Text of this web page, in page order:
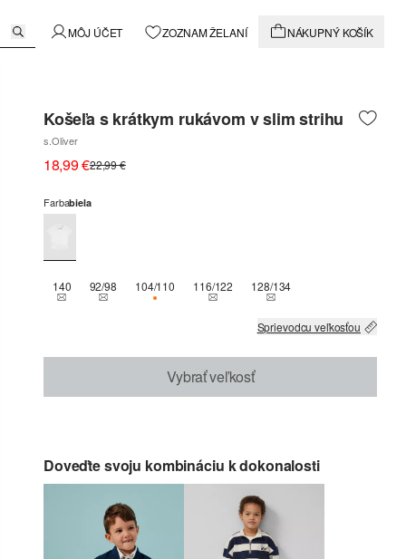
MÔJ ÚČET ZOZNAM ŽELANÍ NÁKUPNÝ KOŠÍK
Košeľa s krátkym rukávom v slim strihu
s.Oliver
18,99 €22,99 €
Farbabiela
140THIS SIZE IS CURRENTLY OUT OF STOCK
92/98THIS SIZE IS CURRENTLY OUT OF STOCK
104/110K DISPOZÍCII IBA 1
116/122THIS SIZE IS CURRENTLY OUT OF
128/134THIS SIZE IS CURRENTLY
Sprievodcu veľkosťou
Vybrať veľkosť
Doveďte svoju kombináciu k dokonalosti